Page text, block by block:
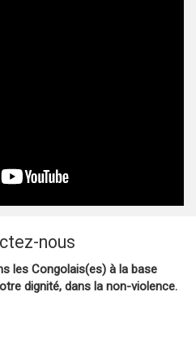
nous
les Congolais(es) à la base
dignité, dans la non-violence.